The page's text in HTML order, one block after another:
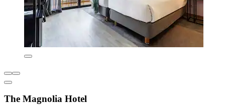
The Magnolia Hotel